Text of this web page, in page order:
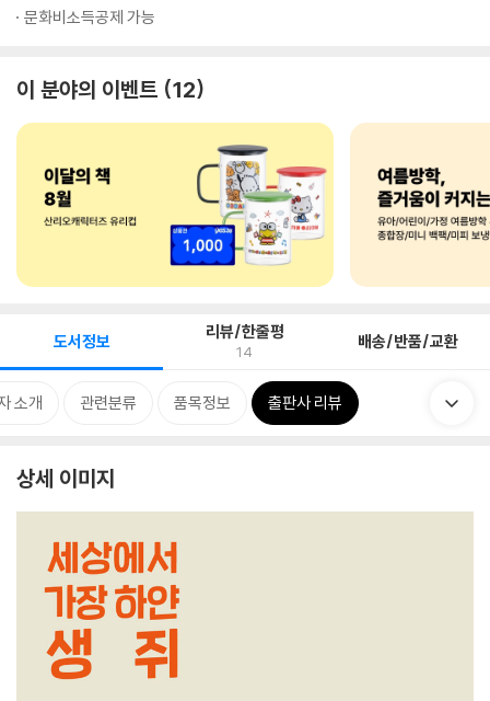
문화비소득공제 가능
이 분야의 이벤트 12
도서정보 리뷰/한줄평
14 배송/반품/교환
소개 관련분류 품목정보 출판사 리뷰
상세 이미지